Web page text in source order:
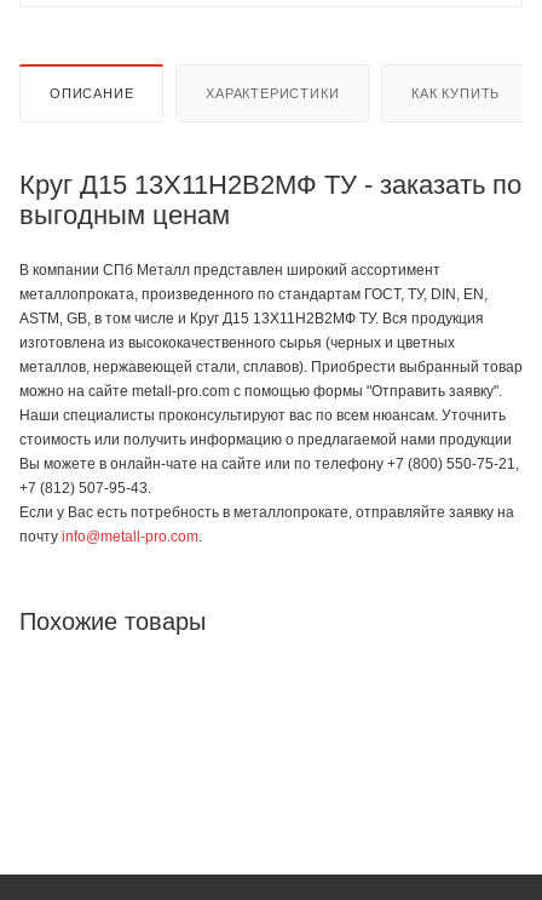
ОПИСАНИЕ ХАРАКТЕРИСТИКИ КАК КУПИТЬ
Круг Д15 13Х11Н2В2МФ ТУ - заказать по
выгодным ценам
В компании СПб Металл представлен широкий ассортимент
металлопроката, произведенного по стандартам ГОСТ, ТУ, DIN, EN,
ASTM, GB, в том числе и Круг Д15 13Х11Н2В2МФ ТУ. Вся продукция
изготовлена из высококачественного сырья (черных и цветных
металлов, нержавеющей стали, сплавов). Приобрести выбранный товар
можно на сайте metall-pro.com с помощью формы "Отправить заявку".
Наши специалисты проконсультируют вас по всем нюансам. Уточнить
стоимость или получить информацию о предлагаемой нами продукции
Вы можете в онлайн-чате на сайте или по телефону +7 (800) 550-75-21,
+7 (812) 507-95-43.
Если у Вас есть потребность в металлопрокате, отправляйте заявку на
почту info@metall-pro.com
Похожие товары